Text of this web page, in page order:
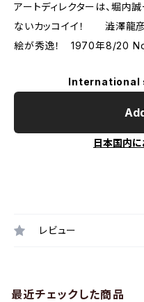
アートディレクターは、堀内
ないカッコイイ！ 澁澤龍彦
絵が秀逸！ 1970年8/20
International
日本国内
レビュー
最近チェックした商品